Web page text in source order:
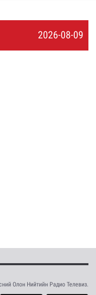
2026-08-09
Олон Нийтийн Радио Телевиз.